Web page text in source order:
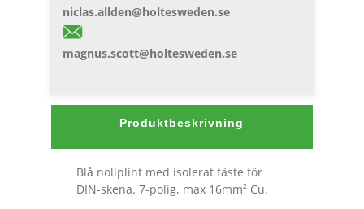
niclas.allden@holtesweden.se
magnus.scott@holtesweden.se
Produktbeskrivning
Blå nollplint med isolerat fäste för
DIN-skena. 7-polig, max 16mm² Cu.